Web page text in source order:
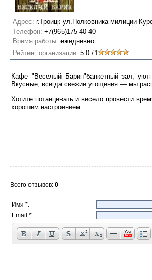
Адрес: г.Троицк ул.Полковника милиции
Телефон: +7(965)175-40-40
Время работы: ежедневно
Рейтинг организации: 5.0 / 1
Кафе "Веселый Барин"банкетный зал,
Вкусные, всегда свежие угощения — мы
Хотите потанцевать и весело провести
хорошим настроением.
Всего отзывов: 0
Имя *:
Email *: